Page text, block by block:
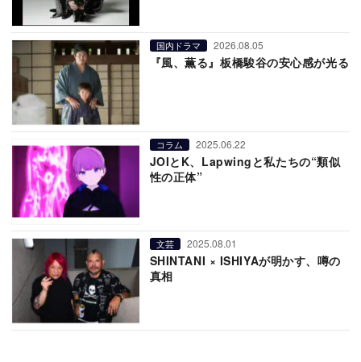
国内ドラマ 2026.08.05
『風、薫る』板橋駿谷の安心感が光る
コラム 2025.06.22
JOIとK、Lapwingと私たちの“類似
性の正体”
文芸 2025.08.01
SHINTANI × ISHIYAが明かす、噂の
真相